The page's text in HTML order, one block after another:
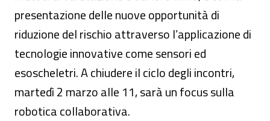
presentazione delle nuove opportunità di
riduzione del rischio attraverso l’applicazione di
tecnologie innovative come sensori ed
esoscheletri. A chiudere il ciclo degli incontri,
martedì 2 marzo alle 11, sarà un focus sulla
robotica collaborativa.